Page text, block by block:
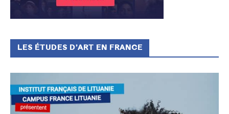
LES ÉTUDES D’ART EN FRANCE